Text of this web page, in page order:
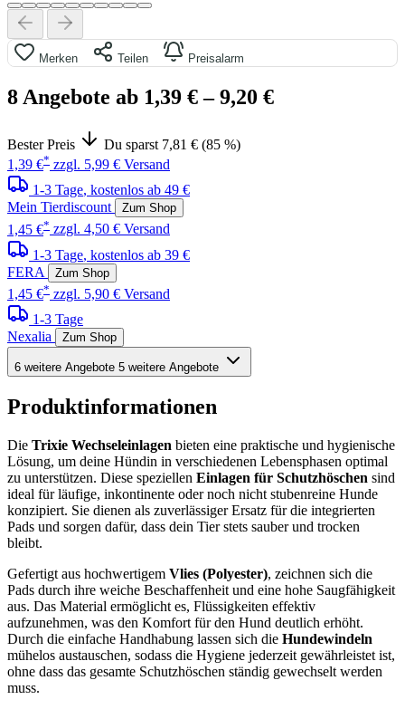
Merken Teilen Preisalarm
8 Angebote ab 1,39 €– 9,20 €
Bester Preis
Du sparst 7,81 € (85 %)
1,39 €* zzgl. 5,99 € Versand
1-3 Tage, kostenlos ab 49 €
Mein Tierdiscount
Zum Shop
1,45 €* zzgl. 4,50 € Versand
1-3 Tage, kostenlos ab 39 €
FERA
Zum Shop
1,45 €* zzgl. 5,90 € Versand
1-3 Tage
Nexalia
Zum Shop
6 weitere Angebote 5 weitere Angebote
Produktinformationen
Die Trixie Wechseleinlagen bieten eine praktische und hygienische
Lösung, um deine Hündin in verschiedenen Lebensphasen optimal
zu unterstützen. Diese speziellen Einlagen für Schutzhöschen sind
ideal für läufige, inkontinente oder noch nicht stubenreine Hunde
konzipiert. Sie dienen als zuverlässiger Ersatz für die integrierten
Pads und sorgen dafür, dass dein Tier stets sauber und trocken
bleibt.
Gefertigt aus hochwertigem Vlies (Polyester), zeichnen sich die
Pads durch ihre weiche Beschaffenheit und eine hohe Saugfähigkeit
aus. Das Material ermöglicht es, Flüssigkeiten effektiv
aufzunehmen, was den Komfort für den Hund deutlich erhöht.
Durch die einfache Handhabung lassen sich die Hundewindeln
mühelos austauschen, sodass die Hygiene jederzeit gewährleistet ist,
ohne dass das gesamte Schutzhöschen ständig gewechselt werden
muss.